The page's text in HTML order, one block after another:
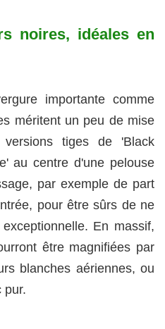
noires, idéales en
importante comme
méritent un peu de mise
tiges de 'Black
au centre d'une pelouse
par exemple de part
pour être sûrs de ne
En massif,
être magnifiées par
blanches aériennes, ou
pur.